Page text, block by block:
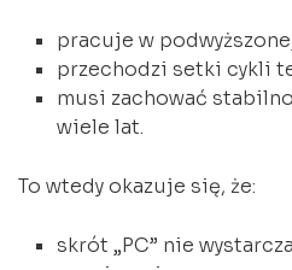
pracuje w
przechodzi setki cykli
musi zachować
wiele lat.
To wtedy okazuje się, że:
skrót „PC” nie